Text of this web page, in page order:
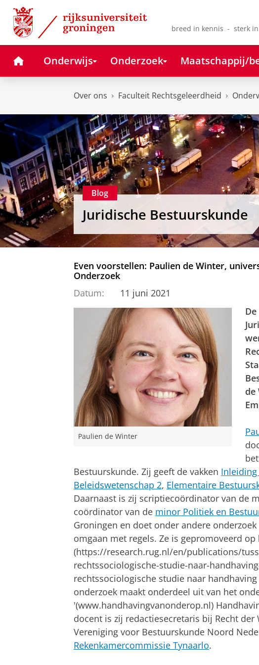
Skip
Content
Skip
Navigation
breed in kennis - sterk
HomeOnderwijs Onderzoek Maatschappij/
Over ons Faculteit Rechtsgeleerdheid
Blog
Juridische Bestuurskunde
Even voorstellen: Paulien de Winter,
Onderzoek
Datum:
11 juni 2021
Paulien de Winter
de
Bestuurskunde. Zij geeft de vakken
Beleidswetenschap 2, Elementaire
Daarnaast is zij scriptiecoördinator van de
coördinator van de minor Politiek en
Groningen en doet onder andere
omgaan met regels. Ze is gepromoveerd op
(https://research.rug.nl/en/publications/
rechtssociologische-studie-naar-
rechtssociologische studie naar handhaving
onderzoek maakt onderdeel uit van het
'(www.handhavingvanonderop.nl)
docent is zij redactiesecretaris bij Recht
Vereniging voor Bestuurskunde Noord
Rekenkamercommissie Tynaarlo.